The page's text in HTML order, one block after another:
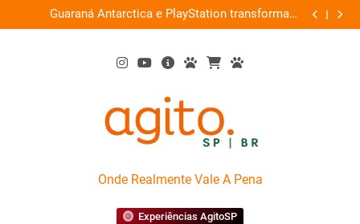
to
Guaraná Antarctica e PlayStation transformam
shopping em arena gamer gratuita
Busch
AgitoSP
Onde Realmente Vale A Pena
Experiências AgitoSP